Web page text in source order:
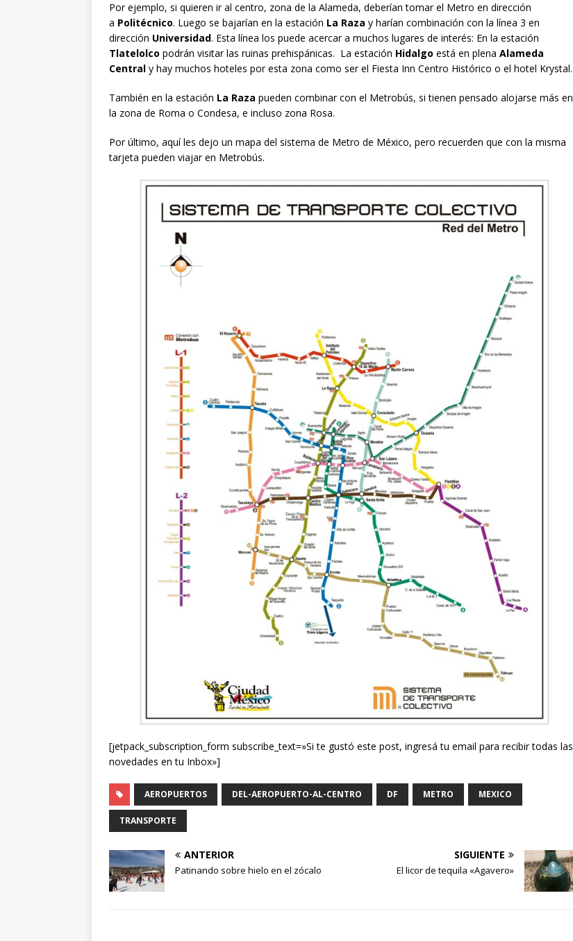
Por ejemplo, si quieren ir al centro, zona de la Alameda, deberían tomar el Metro en dirección
a Politécnico. Luego se bajarían en la estación La Raza y harían combinación con la línea 3 en
dirección Universidad. Esta línea los puede acercar a muchos lugares de interés: En la estación
Tlatelolco podrán visitar las ruinas prehispánicas. La estación Hidalgo está en plena Alameda
Central y hay muchos hoteles por esta zona como ser el Fiesta Inn Centro Histórico o el hotel Krystal.
También en la estación La Raza pueden combinar con el Metrobús, si tienen pensado alojarse más en
la zona de Roma o Condesa, e incluso zona Rosa.
Por último, aquí les dejo un mapa del sistema de Metro de México, pero recuerden que con la misma
tarjeta pueden viajar en Metrobús.
[jetpack_subscription_form subscribe_text=»Si te gustó este post, ingresá tu email para recibir todas las
novedades en tu Inbox»]
AEROPUERTOS DEL-AEROPUERTO-AL-CENTRO DF METRO MEXICO
TRANSPORTE
ANTERIOR
Patinando sobre hielo en el zócalo
SIGUIENTE
El licor de tequila «Agavero»